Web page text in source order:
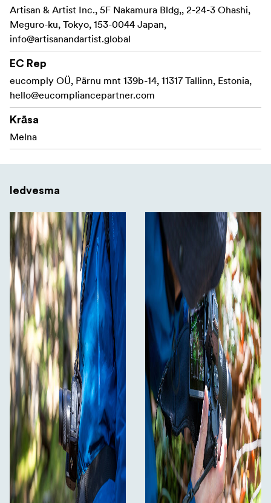
ACAM-85 ir ražots Japānā, un tas radies, pateicoties
novatoriskai idejai, kurā izmantoti augstas kvalitātes
materiāli ar izcilu funkcionalitāti un izturību, ko rūpīgi šuj
prasmīgi amatnieki Japānā.
Ražots Japānā
Artisan & Artist Inc., 5F Nakamura Bldg,, 2-24-3 Ohashi,
Meguro-ku, Tokyo, 153-0044 Japan,
info@artisanandartist.global
EC Rep
eucomply OÜ, Pärnu mnt 139b-14, 11317 Tallinn, Estonia,
hello@eucompliancepartner.com
Krāsa
Melna
Iedvesma